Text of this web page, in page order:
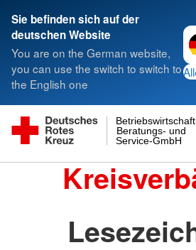
Sie befinden sich auf der
deutschen Website
You are on the German website,
you can use the switch to switch to
the English one
Service-GmbH
Beratungs- und